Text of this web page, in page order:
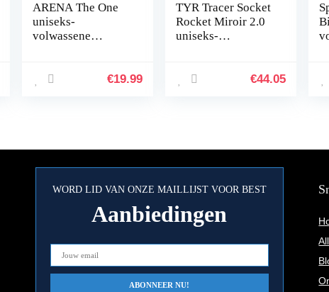
ARENA The One
uniseks-
volwassene
€19.99
TYR Tracer Socket
Rocket Miroir 2.0
uniseks-
€44.05
WORD LID VAN ONZE MAILLIJST VOOR BEST
Aanbiedingen